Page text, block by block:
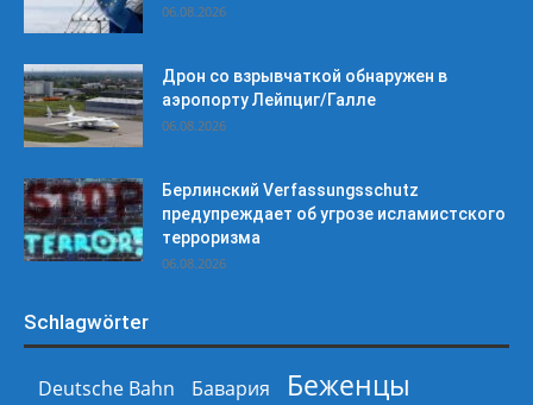
06.08.2026
Дрон со взрывчаткой обнаружен в
аэропорту Лейпциг/Галле
06.08.2026
Берлинский Verfassungsschutz
предупреждает об угрозе исламистского
терроризма
06.08.2026
Schlagwörter
Deutsche Bahn Бавария
Беженцы